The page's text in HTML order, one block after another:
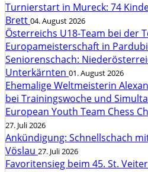
Turnierstart in Mureck: 74
Brett 04. August 2026
Österreichs U18-Team bei der
Europameisterschaft in
Seniorenschach:
Unterkärnten 01. August 2026
Ehemalige Weltmeisterin
bei Trainingswoche und
European Youth Team Chess
27. Juli 2026
Ankündigung: Schnellschach
Vöslau 27. Juli 2026
Favoritensieg beim 45. St.